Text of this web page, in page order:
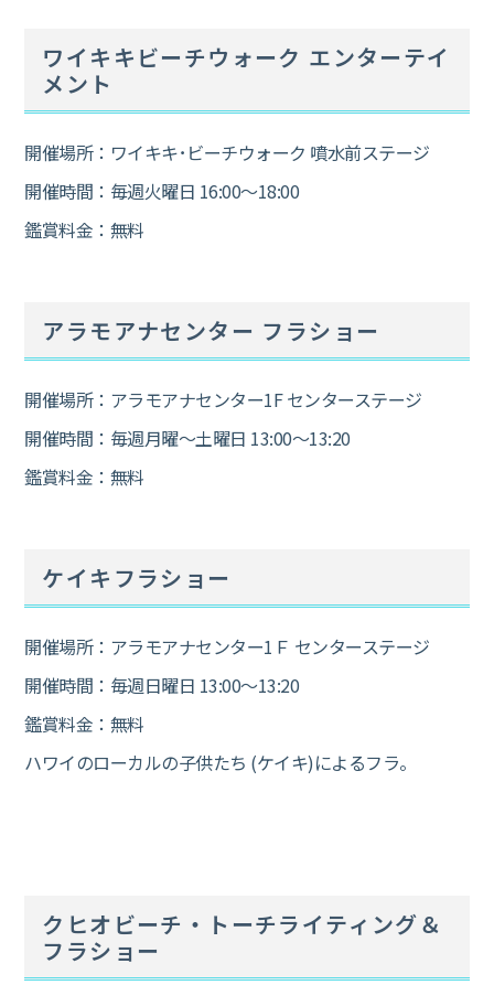
ワイキキビーチウォーク エンターテイ
メント
開催場所：ワイキキ･ビーチウォーク 噴水前ステージ
開催時間：毎週火曜日 16:00～18:00
鑑賞料金：無料
アラモアナセンター フラショー
開催場所：アラモアナセンター1F センターステージ
開催時間：毎週月曜～土曜日 13:00～13:20
鑑賞料金：無料
ケイキフラショー
開催場所：アラモアナセンター1Ｆ センターステージ
開催時間：毎週日曜日 13:00～13:20
鑑賞料金：無料
ハワイのローカルの子供たち (ケイキ)によるフラ。
クヒオビーチ・トーチライティング＆
フラショー